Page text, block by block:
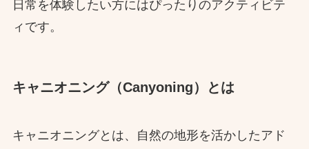
日常を体験したい方にはぴったりのアクティビテ
ィです。
キャニオニング（Canyoning）とは
キャニオニングとは、自然の地形を活かしたアド